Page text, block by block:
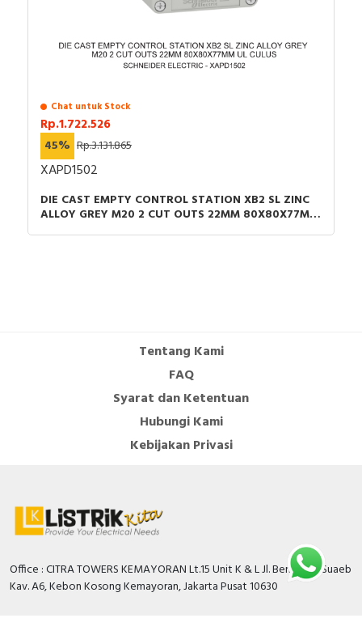
Chat untuk Stock
Rp.1.722.526
45% Rp.3.131.865
XAPD1502
DIE CAST EMPTY CONTROL STATION XB2 SL ZINC
ALLOY GREY M20 2 CUT OUTS 22MM 80X80X77MM
Tentang Kami
FAQ
Syarat dan Ketentuan
Hubungi Kami
Kebijakan Privasi
Office : CITRA TOWERS KEMAYORAN Lt.15 Unit K & L Jl. Benyamin Suaeb
Kav. A6, Kebon Kosong Kemayoran, Jakarta Pusat 10630